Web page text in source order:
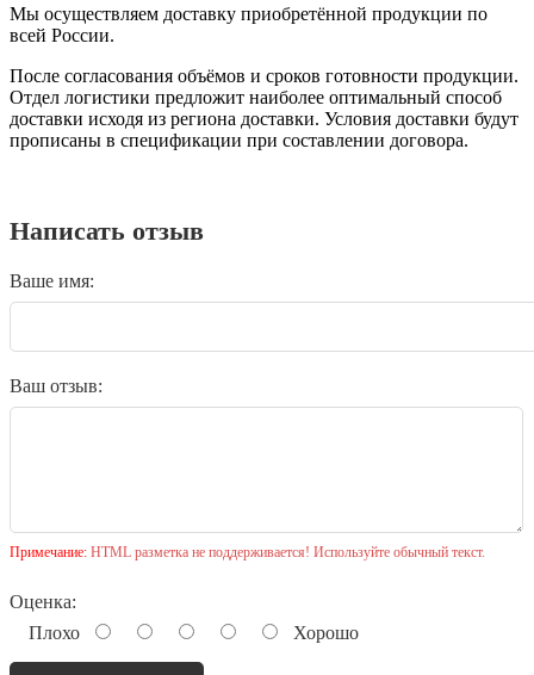
Мы осуществляем доставку приобретённой продукции по
всей России.
После согласования объёмов и сроков готовности продукции.
Отдел логистики предложит наиболее оптимальный способ
доставки исходя из региона доставки. Условия доставки будут
прописаны в спецификации при составлении договора.
Написать отзыв
Ваше имя:
Ваш отзыв:
Примечание: HTML разметка не поддерживается! Используйте обычный текст.
Оценка:
Плохо
Хорошо